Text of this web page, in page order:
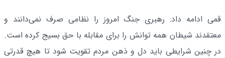
قمی ادامه داد: رهبری جنگ امروز را نظامی صرف نمی‌دانند و
معتقدند شیطان همه توانش را برای مقابله با حق بسیج کرده است.
در چنین شرایطی باید دل و ذهن مردم تقویت شود تا هیچ قدرتی